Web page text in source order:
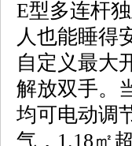
E型多连杆
人也能睡得
自定义最大
解放双手。
均可电动调
气，1.18㎡